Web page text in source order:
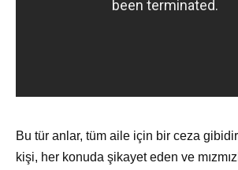
Bu tür anlar, tüm aile için bir ceza
kişi, her konuda şikayet eden ve